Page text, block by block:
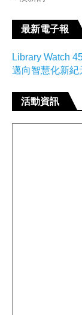
最新電子報
Library Watch
邁向智慧化新紀
活動資訊